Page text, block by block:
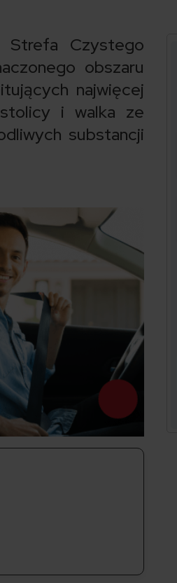
Strefa Czystego
obszaru
najwięcej
i walka ze
substancji